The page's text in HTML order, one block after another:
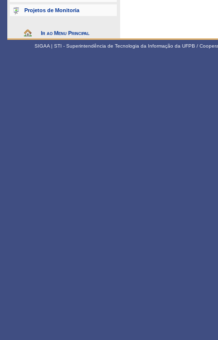
Projetos de Monitoria
Ir ao Menu Principal
SIGAA | STI - Superintendência de Tecnologia da Informação da UFPB /